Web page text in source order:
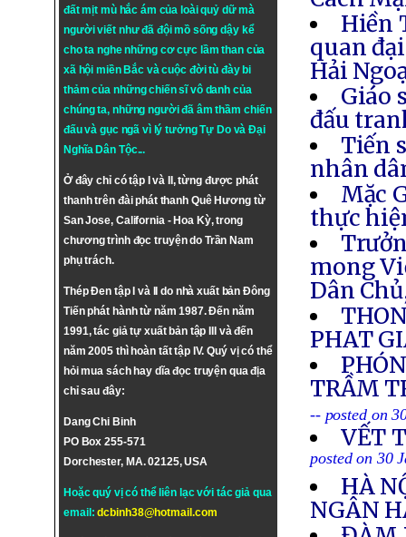
đất mịt mù hắc ám của loài quỷ dữ mà
người viết như đã đội mồ sống dậy kể
cho ta nghe những cơ cực lầm than của
xã hội miền Bắc và cuộc đời tù đày bi
thảm của những chiến sĩ vô danh của
chúng ta, những người đã âm thầm chiến
đấu và gục ngã vì lý tưởngTự DovàĐại
Nghĩa Dân Tộc...
Ở đây chỉ có tập I và II, từng được phát
thanh trên đài phát thanh Quê Hương từ
San Jose, California - Hoa Kỳ, trong
chương trình đọc truyện do Trần Nam
phụ trách.
Thép Đen tập I và II do nhà xuất bản Đông
Tiến phát hành từ năm 1987. Đến năm
1991, tác giả tự xuất bản tập III và đến
năm 2005 thì hoàn tất tập IV. Quý vị có thể
hỏi mua sách hay dĩa đọc truyện qua địa
chỉ sau đây:
Dang Chi Binh
PO Box 255-571
Dorchester, MA. 02125, USA
Hoặc quý vị có thể liên lạc với tác giả qua
email:dcbinh38@hotmail.com
Hiền
quan
Hải
Giáo
đấu
Tiến
nhân
Mặc
thực
mong
Dân
PHAT
TRẦM
-- posted on
VẾT
posted on 30
HÀ
NGÂN